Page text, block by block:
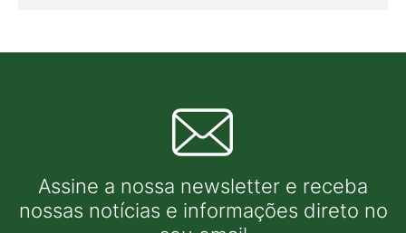
Assine a nossa newsletter e receba
nossas notícias e informações direto no